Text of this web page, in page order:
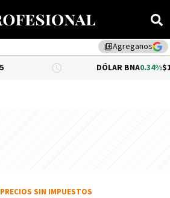
library_addAgreganos
DÓLAR BNA 0.34%$1,520.00
PRECIOS SIN IMPUESTOS